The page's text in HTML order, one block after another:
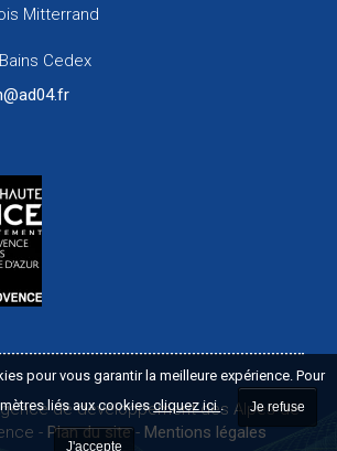
Mitterrand
Cedex
de développement des Alpes de
- Plan du site- Mentions légales
pour vous garantir la meilleure expérience. Pour
liés aux cookiescliquez ici. Je refuse
J'accepte